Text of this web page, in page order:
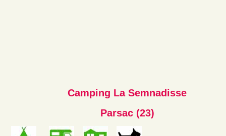
Camping La Semnadisse
Parsac (23)